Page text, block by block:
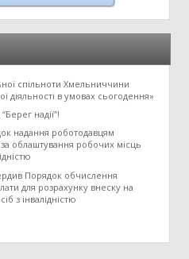
спільноти Хмельниччини
діяльності в умовах сьогодення»
надії”!
надання роботодавцям
облаштування робочих місць
Порядок обчислення
для розрахунку внеску на
з інвалідністю